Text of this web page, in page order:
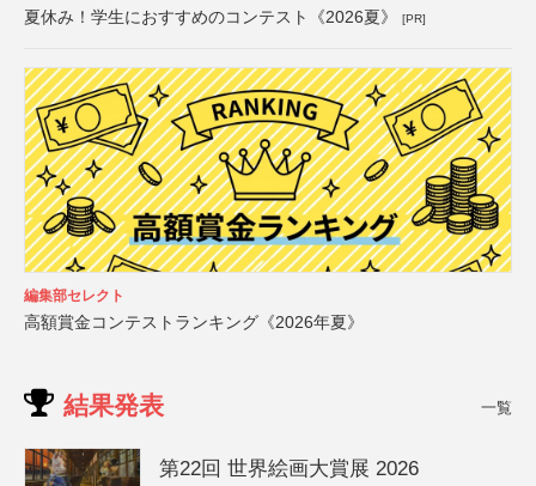
夏休み！学生におすすめのコンテスト《2026夏》 [PR]
編集部セレクト
高額賞金コンテストランキング《2026年夏》
結果発表 一覧
第22回 世界絵画大賞展 2026